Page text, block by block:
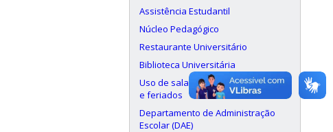
Assistência Estudantil
Núcleo Pedagógico
Restaurante Universitário
Biblioteca Universitária
Uso de salas aos finais de semana
e feriados
Departamento de Administração
Escolar (DAE)